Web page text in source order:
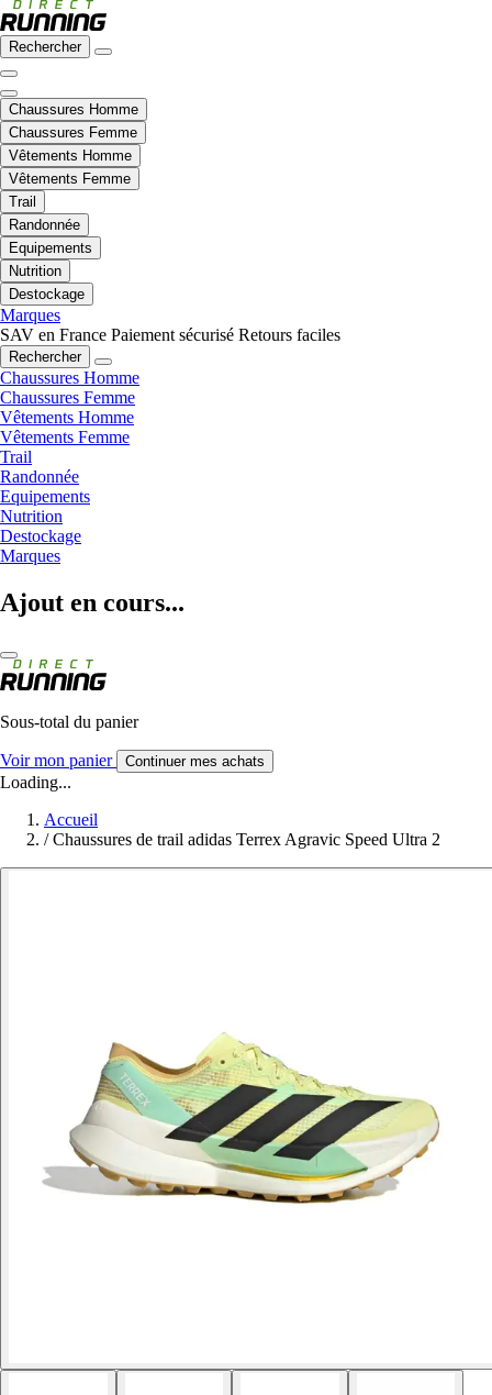
Rechercher
Chaussures Homme
Chaussures Femme
Vêtements Homme
Vêtements Femme
Trail
Randonnée
Equipements
Nutrition
Destockage
Marques
SAV en France Paiement sécurisé Retours faciles
Rechercher
Chaussures Homme
Chaussures Femme
Vêtements Homme
Vêtements Femme
Trail
Randonnée
Equipements
Nutrition
Destockage
Marques
Ajout en cours...
Sous-total du panier
Voir mon panier Continuer mes achats
Loading...
Accueil
/ Chaussures de trail adidas Terrex Agravic Speed Ultra 2